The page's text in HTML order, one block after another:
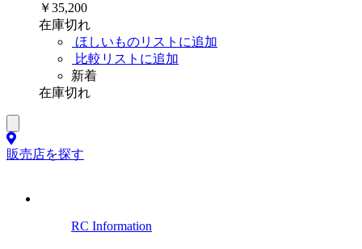
￥35,200
在庫切れ
ほしいものリストに追加
比較リストに追加
新着
在庫切れ
販売店を探す
RC Information